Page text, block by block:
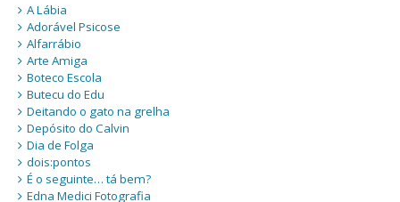
A Lábia
Adorável Psicose
Alfarrábio
Arte Amiga
Boteco Escola
Butecu do Edu
Deitando o gato na grelha
Depósito do Calvin
Dia de Folga
dois:pontos
É o seguinte… tá bem?
Edna Medici Fotografia